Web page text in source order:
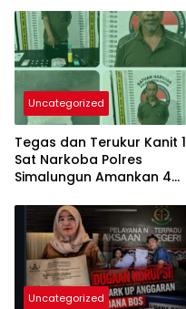
Uncategorized
Tegas dan Terukur Kanit 1
Sat Narkoba Polres
Simalungun Amankan 4
Diproses Hukum Dua
Pengguna Masuk Rehap
Medis
Uncategorized